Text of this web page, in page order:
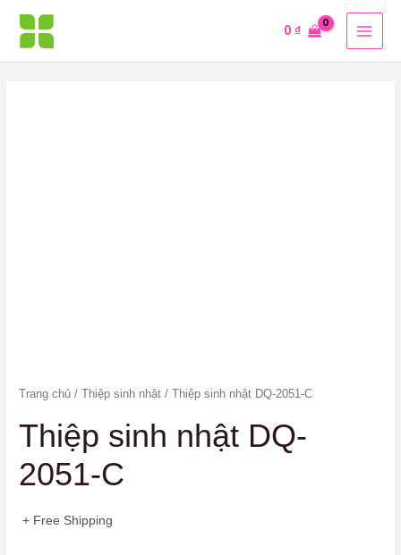
0 ₫
Trang chủ / Thiệp sinh nhật / Thiệp sinh nhật DQ-2051-C
Thiệp sinh nhật DQ-
2051-C
+ Free Shipping